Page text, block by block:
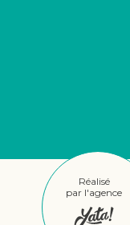
Réalisé
par l'agence